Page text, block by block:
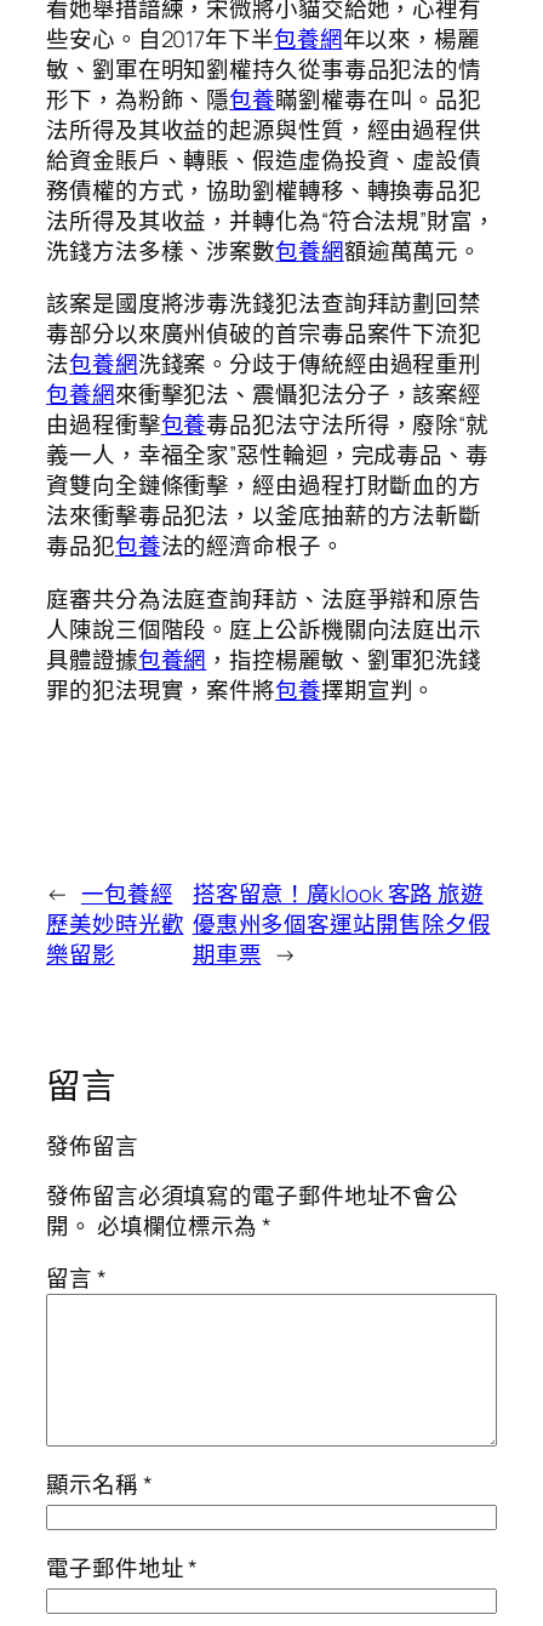
看她舉措諳練，宋微將小貓交給她，心裡有
些安心。自2017年下半包養網年以來，楊麗
敏、劉軍在明知劉權持久從事毒品犯法的情
形下，為粉飾、隱包養瞞劉權毒在叫。品犯
法所得及其收益的起源與性質，經由過程供
給資金賬戶、轉賬、假造虛偽投資、虛設債
務債權的方式，協助劉權轉移、轉換毒品犯
法所得及其收益，并轉化為“符合法規”財富，
洗錢方法多樣、涉案數包養網額逾萬萬元。
該案是國度將涉毒洗錢犯法查詢拜訪劃回禁
毒部分以來廣州偵破的首宗毒品案件下流犯
法包養網洗錢案。分歧于傳統經由過程重刑
包養網來衝擊犯法、震懾犯法分子，該案經
由過程衝擊包養毒品犯法守法所得，廢除“就
義一人，幸福全家”惡性輪迴，完成毒品、毒
資雙向全鏈條衝擊，經由過程打財斷血的方
法來衝擊毒品犯法，以釜底抽薪的方法斬斷
毒品犯包養法的經濟命根子。
庭審共分為法庭查詢拜訪、法庭爭辯和原告
人陳說三個階段。庭上公訴機關向法庭出示
具體證據包養網 ，指控楊麗敏、劉軍犯洗錢
罪的犯法現實，案件將包養擇期宣判。
← 一包養經
歷美妙時光歡
樂留影
搭客留意！廣klook 客路 旅遊
優惠州多個客運站開售除夕假
期車票 →
留言
發佈留言
發佈留言必須填寫的電子郵件地址不會公
開。 必填欄位標示為*
留言*
顯示名稱*
電子郵件地址*